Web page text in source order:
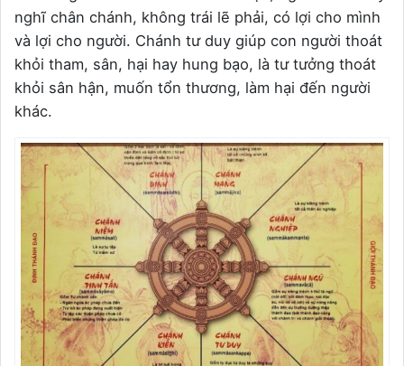
nghĩ chân chánh, không trái lẽ phải, có lợi cho mình
và lợi cho người. Chánh tư duy giúp con người thoát
khỏi tham, sân, hại hay hung bạo, là tư tưởng thoát
khỏi sân hận, muốn tổn thương, làm hại đến người
khác.